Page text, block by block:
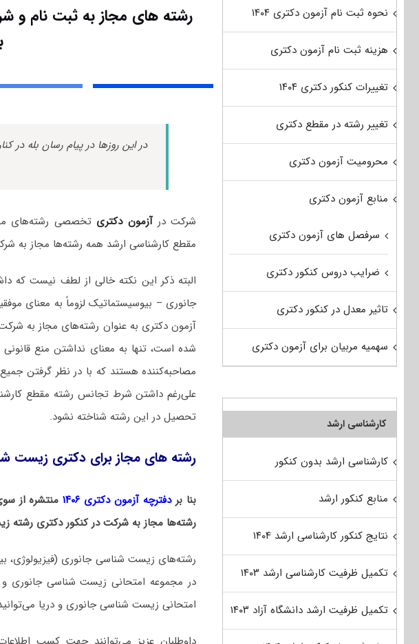
رشته های مجاز به ثبت نام و
در این روزها در پیام رسان بله در
شرکت درآزمون دکتری تخصصی رشته‌های
مقطع کارشناسی ارشد همه رشته‌ها مجاز به
البته ذکر این نکته خالی از لطف نیست
جانوری – بیوسیستماتیک لزوماً به معنای
آزمون دکتری به عنوان رشته‌های مجاز به
شده است، تنها به معنای نداشتن منع
مصاحبه‌کننده هستند که با در نظر گرفتن
علی‌رغم داشتن شرط تجانس رشته مقطع
تحصیل در این رشته شناخته نشود.
رشته های مجاز برای دکتری زیست
بنا بردفترچه آزمون دکتری ۱۴۰۶ منتشره از
رشته‌ها مجاز به شرکت در کنکور دکتری
رشته‌های زیست ‌شناسی جانوری (فیزیولوژی،
در مجموعه امتحانی زیست شناسی جانوری
امتحانی زیست شناسی جانوری و دریا
نحوه ثبت نام آزمون دکتری ۱۴۰۴
هزینه ثبت نام آزمون دکتری
تغییرات کنکور دکتری ۱۴۰۴
تغییر رشته در مقطع دکتری
محرومیت آزمون دکتری
منابع آزمون دکتری
سرفصل های آزمون دکتری
ضرایب دروس کنکور دکتری
تاثیر معدل در کنکور دکتری
سهمیه مربیان برای آزمون دکتری
کارشناسی ارشد
کارشناسی ارشد بدون کنکور
منابع کنکور ارشد
نتایج کنکور کارشناسی ارشد ۱۴۰۴
تکمیل ظرفیت کارشناسی ارشد ۱۴۰۳
تکمیل ظرفیت ارشد دانشگاه آزاد ۱۴۰۳